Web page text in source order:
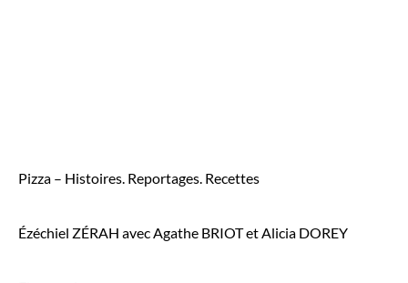
Pizza – Histoires. Reportages. Recettes
Ézéchiel ZÉRAH avec Agathe BRIOT et Alicia DOREY